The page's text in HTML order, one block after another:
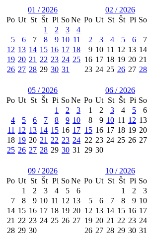
01 / 2026
Po Ut St Št Pi SoNe
1
2 3
4
5
6 7 8 9 10 11
12 13 14 15 16 17 18
19 20 21 22 23 24 25
26 27 28 29 30 31
02 / 2026
Po Ut St Št Pi So
2
3 4 5 6 7
9 10 11 12 13 14
16 17 18 19 20 21
23 24 25 26 27 28
05 / 2026
Po Ut St Št Pi SoNe
1
2
3
4
5 6 7 8 9 10
11 12 13 14 15 16 17
18 19 20 21 22 23 24
25 26 27 28 29 30 31
06 / 2026
Po Ut St Št Pi So
1
2 3 4 5 6
8
9 10 11 12 13
15 16 17 18 19 20
22 23 24 25 26 27
29 30
09 / 2026
Po Ut St Št Pi SoNe
1
2 3 4 5
6
7
8 9 10 11 12 13
14 15 16 17 18 19 20
21 22 23 24 25 26 27
28 29 30
10 / 2026
Po Ut St Št Pi So
1
2 3
5
6 7 8 9 10
12 13 14 15 16 17
19 20 21 22 23 24
26 27 28 29 30 31